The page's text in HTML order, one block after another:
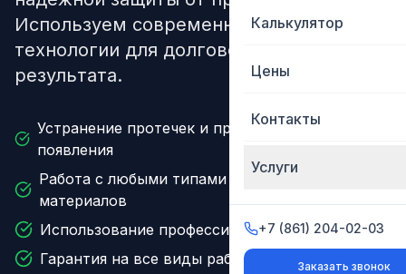
Калькулятор
Цены
Контакты
Услуги
+7 (861) 204-02-03
Заказать звонок
Калькулятор
Цены
Контакты
Услуги
+7 (861) 204-02-03
Заказать звонок
Используем современные материалы и
технологии для долговечного
результата.
Устранение протечек и предотвращение их
появления
Работа с любыми типами кровельных
материалов
Использование профессиональных герметиков
Гарантия на все виды работ до 5 лет